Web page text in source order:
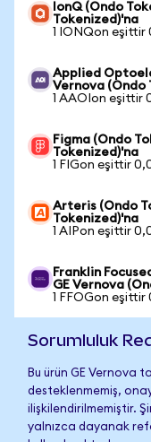
IonQ (Ondo
Tokenized)'na
1 IONQon
Applied
Vernova (Ondo
1 AAOIon eşittir
Figma (Ondo
Tokenized)'na
1 FIGon eşittir
Arteris (Ondo
Tokenized)'na
1 AIPon eşittir
Franklin
GE Vernova
1 FFOGon eşittir
Sorumluluk
Bu ürün GE Vernova
desteklenmemiş,
ilişkilendirilmemiştir.
yalnızca dayanak